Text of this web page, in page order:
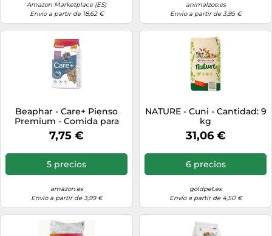
Amazon Marketplace (ES)
Envío a partir de 18,62 €
animalzoo.es
Envío a partir de 3,95 €
Beaphar - Care+ Pienso
Premium - Comida para
Ratas - 700g - Pienso Alto
en Fibra - Desgaste de los
Alimentación Extrusionada
7,75 €
5 precios
amazon.es
Envío a partir de 3,99 €
NATURE - Cuni - Cantidad: 9
kg
31,06 €
6 precios
goldpet.es
Envío a partir de 4,50 €